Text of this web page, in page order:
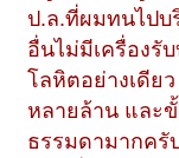
ป.ล.ที่ผมทนไปบ
อื่นไม่มีเครื่องรั
โลหิตอย่างเดียว
หลายล้าน และ
ธรรมดามากครั